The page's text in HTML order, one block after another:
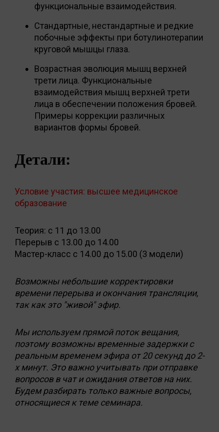
функциональные взаимодействия.
Стандартные, нестандартные и редкие
побочные эффекты при ботулинотерапии
круговой мышцы глаза.
Возрастная эволюция мышц верхней
трети лица. Функциональные
взаимодействия мышц верхней трети
лица в обеспечении положения бровей.
Примеры коррекции различных
вариантов формы бровей.
Детали:
Условие участия: высшее медицинское
образование
Теория: с 11 до 13.00
Перерыв с 13.00 до 14.00
Мастер-класс с 14.00 до 15.00 (3 модели)
Возможны небольшие корректировки
времени перерыва и окончания трансляции,
так как это "живой" эфир.
Мы используем прямой поток вещания,
поэтому возможны временные задержки с
реальным временем эфира от 20 cекунд до 2-
х минут. Это важно учитывать при отправке
вопросов в чат и ожидания ответов на них.
Будем разбирать только важные вопросы,
относящиеся к теме семинара.